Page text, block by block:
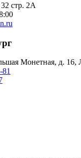
стр. 2А
Монетная, д.